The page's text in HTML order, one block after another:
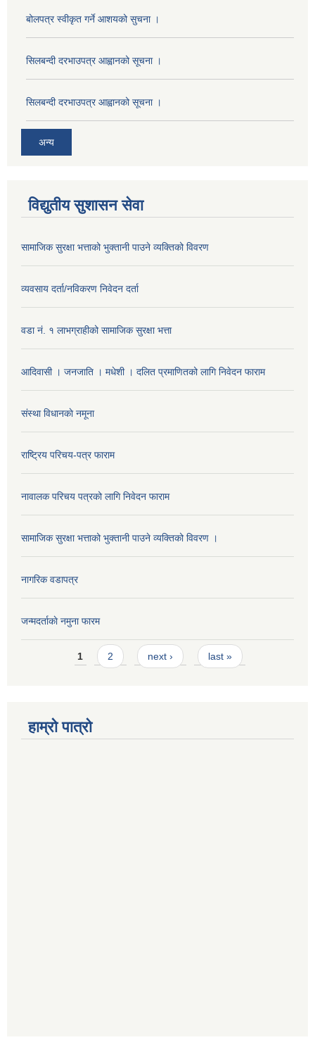
बोलपत्र स्वीकृत गर्ने आशयको सुचना ।
सिलबन्दी दरभाउपत्र आह्वानको सूचना ।
सिलबन्दी दरभाउपत्र आह्वानको सूचना ।
अन्य
विद्युतीय सुशासन सेवा
सामाजिक सुरक्षा भत्ताको भुक्तानी पाउने व्यक्तिको विवरण
व्यवसाय दर्ता/नविकरण निवेदन दर्ता
वडा नं. १ लाभग्राहीको सामाजिक सुरक्षा भत्ता
आदिवासी । जनजाति । मधेशी । दलित प्रमाणितको लागि निवेदन फाराम
संस्था विधानकाे नमूना
राष्ट्रिय परिचय-पत्र फाराम
नावालक परिचय पत्रको लागि निवेदन फाराम
सामाजिक सुरक्षा भत्ताको भुक्तानी पाउने व्यक्तिको विवरण ।
नागरिक वडापत्र
जन्मदर्ताकाे नमुना फारम
Pages1 2 next › last »
हाम्रो पात्रो